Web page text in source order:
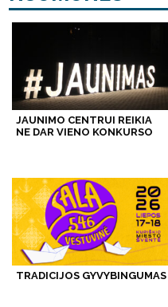
JAUNIMO CENTRUI REIKIA
NE DAR VIENO KONKURSO
TRADICIJOS GYVYBINGUMAS